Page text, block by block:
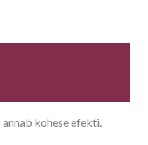
kohese efekti.